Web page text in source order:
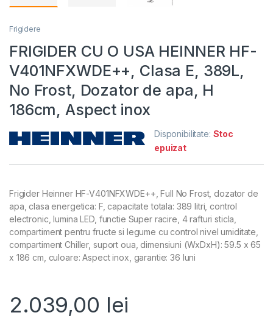
Frigidere
FRIGIDER CU O USA HEINNER HF-
V401NFXWDE++, Clasa E, 389L,
No Frost, Dozator de apa, H
186cm, Aspect inox
Disponibilitate: Stoc
epuizat
Frigider Heinner HF-V401NFXWDE++, Full No Frost, dozator de
apa, clasa energetica: F, capacitate totala: 389 litri, control
electronic, lumina LED, functie Super racire, 4 rafturi sticla,
compartiment pentru fructe si legume cu control nivel umiditate,
compartiment Chiller, suport oua, dimensiuni (WxDxH): 59.5 x 65
x 186 cm, culoare: Aspect inox, garantie: 36 luni
2.039,00 lei